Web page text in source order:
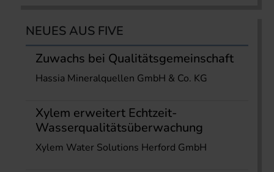
NEUES AUS FIVE
Zuwachs bei Qualitätsgemeinschaft
Hassia Mineralquellen GmbH & Co. KG
Xylem erweitert Echtzeit-
Wasserqualitätsüberwachung
Xylem Water Solutions Herford GmbH